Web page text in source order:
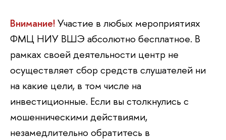
Внимание!Участие в любых мероприятиях
ФМЦ НИУ ВШЭ абсолютно бесплатное. В
рамках своей деятельности центр не
осуществляет сбор средств слушателей ни
на какие цели, в том числе на
инвестиционные. Если вы столкнулись с
мошенническими действиями,
незамедлительно обратитесь в